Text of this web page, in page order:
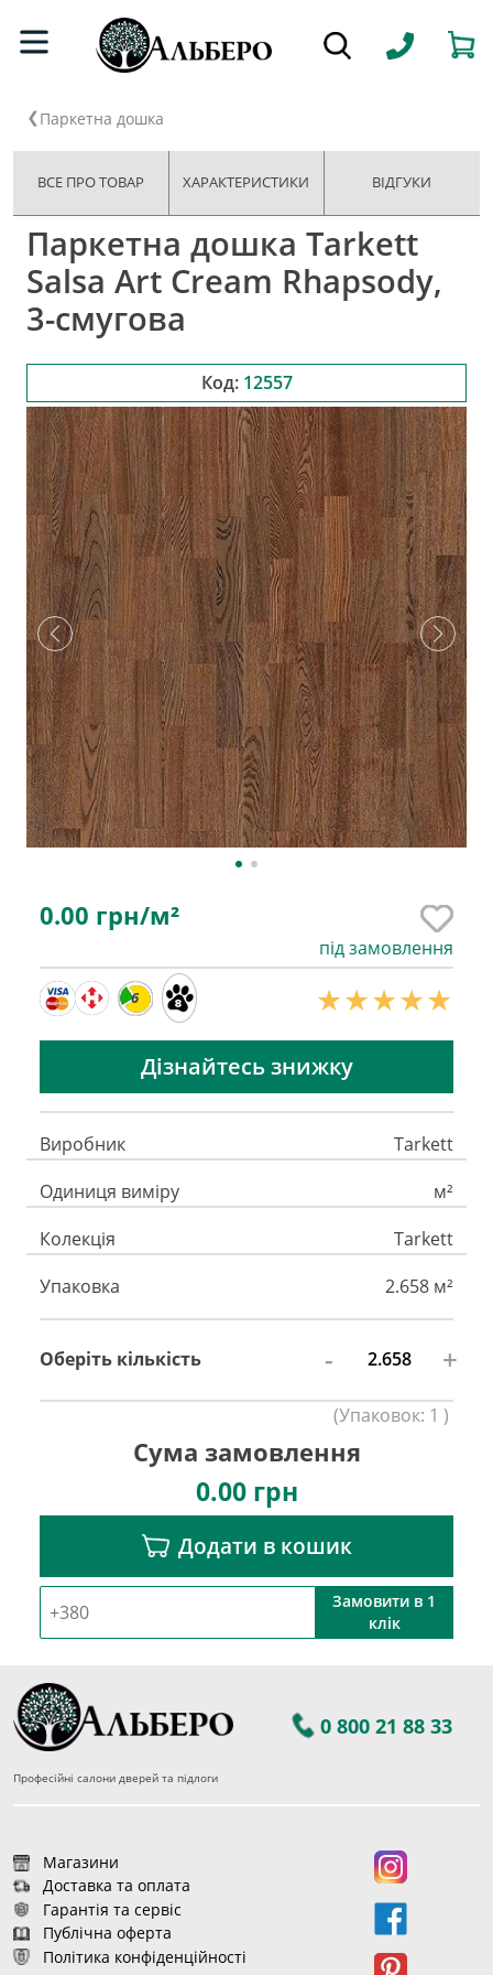
Паркетна дошка
ВСЕ ПРО ТОВАР ХАРАКТЕРИСТИКИ ВІДГУКИ
Паркетна дошка Tarkett
Salsa Art Cream Rhapsody,
3-смугова
Код: 12557
0.00 грн/м²
під замовлення
6
Дізнайтесь знижку
Виробник
Tarkett
Одиниця виміру
м²
Колекція
Tarkett
Упаковка
2.658 м²
Оберіть кількість - +
(Упаковок: 1 )
Сума замовлення
0.00грн
Додати в кошик
Замовити в 1
клік
0 800 21 88 33
Професійні салони дверей та підлоги
Магазини
Доставка та оплата
Гарантія та сервіс
Публічна оферта
Політика конфіденційності